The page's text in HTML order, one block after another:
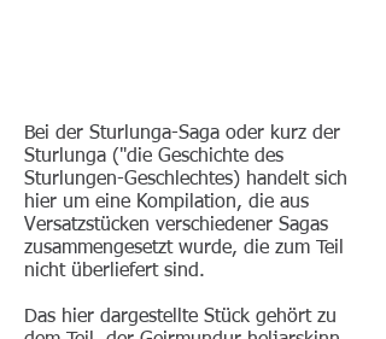
Bei der Sturlunga-Saga oder kurz der
Sturlunga ("die Geschichte des
Sturlungen-Geschlechtes) handelt sich
hier um eine Kompilation, die aus
Versatzstücken verschiedener Sagas
zusammengesetzt wurde, die zum Teil
nicht überliefert sind.
Das hier dargestellte Stück gehört zu